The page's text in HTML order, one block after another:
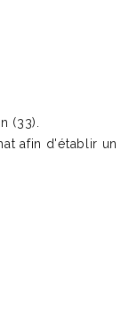
(33).
afin d'établir un